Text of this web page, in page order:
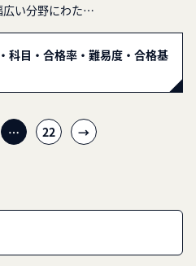
広い分野にわた…
科目・合格率・難易度・合格基
… 22 →